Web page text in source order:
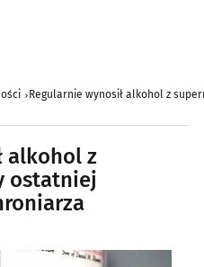
Regularnie wynosił alkohol z
alkohol z
ostatniej